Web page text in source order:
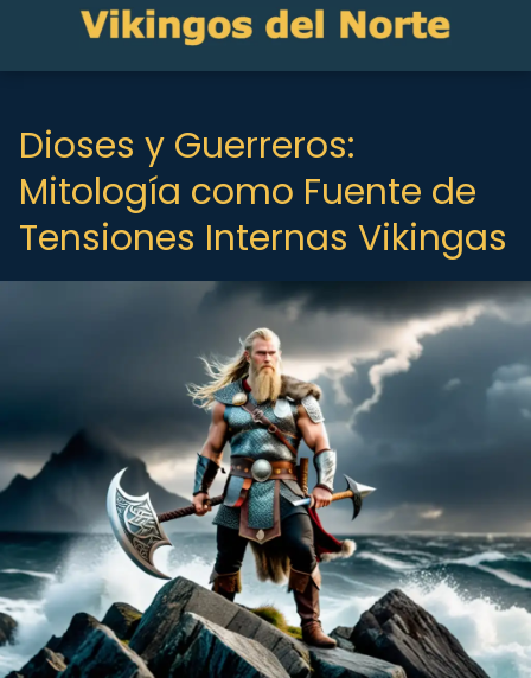
Dioses y Guerreros:
Mitología como Fuente de
Tensiones Internas Vikingas